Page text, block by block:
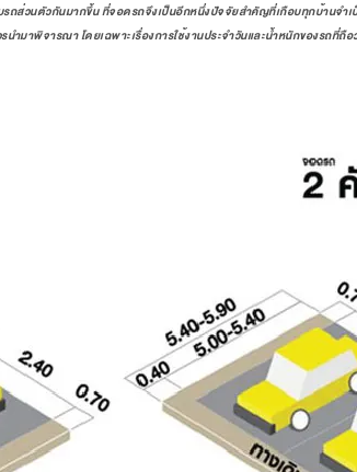
ส่วนตัวกันมากขึ้น ที่จอดรถจึงเป็นอีกหนึ่งปัจจัยสำคัญที่เกือบทุกบ้านจำเ
มาพิจารณา โดยเฉพาะเรื่องการใช้งานประจำวันและน้ำหนักของรถที่ถือ